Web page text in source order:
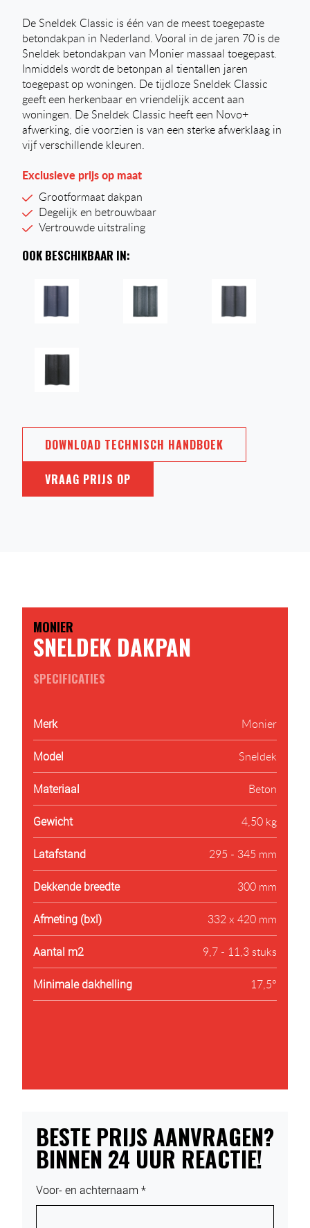
De Sneldek Classic is één van de meest toegepaste
betondakpan in Nederland. Vooral in de jaren 70 is de
Sneldek betondakpan van Monier massaal toegepast.
Inmiddels wordt de betonpan al tientallen jaren
toegepast op woningen. De tijdloze Sneldek Classic
geeft een herkenbaar en vriendelijk accent aan
woningen. De Sneldek Classic heeft een Novo+
afwerking, die voorzien is van een sterke afwerklaag in
vijf verschillende kleuren.
Exclusieve prijs op maat
Grootformaat dakpan
Degelijk en betrouwbaar
Vertrouwde uitstraling
OOK BESCHIKBAAR IN:
DOWNLOAD TECHNISCH HANDBOEK
VRAAG PRIJS OP
MONIER
SNELDEK DAKPAN
SPECIFICATIES
Merk Monier
Model Sneldek
Materiaal Beton
Gewicht 4,50 kg
Latafstand 295 - 345 mm
Dekkende breedte 300 mm
Afmeting (bxl) 332 x 420 mm
Aantal m2 9,7 - 11,3 stuks
Minimale dakhelling 17,5°
BESTE PRIJS AANVRAGEN?
BINNEN 24 UUR REACTIE!
Voor- en achternaam *